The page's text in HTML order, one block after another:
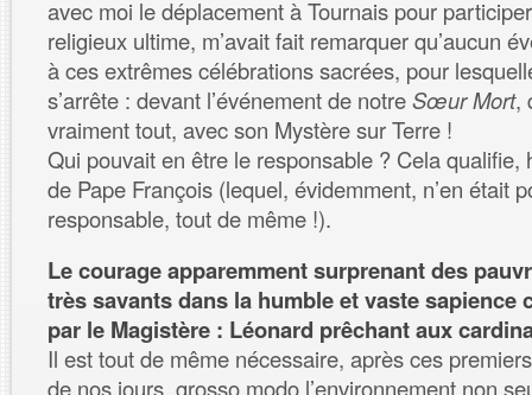
avec moi le déplacement à Tournais pour
religieux ultime, m’avait fait remarquer qu’aucun
à ces extrêmes célébrations sacrées, pour
s’arrête : devant l’événement de notreSœur Mort,
vraiment tout, avec son Mystère sur Terre !
Qui pouvait en être le responsable ? Cela qualifie,
de Pape François (lequel, évidemment, n’en était
responsable, tout de même !).
Le courage apparemment surprenant des
très savants dans la humble et vaste sapience
par le Magistère : Léonard prêchant aux
Il est tout de même nécessaire, après ces
de nos jours, grosso modo l’environnement non